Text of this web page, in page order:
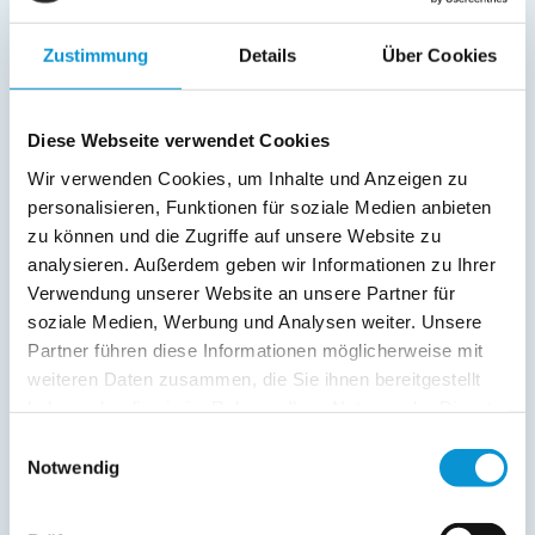
Zustimmung Details Über Cookies
Diese Webseite verwendet Cookies
Wir verwenden Cookies, um Inhalte und Anzeigen zu
personalisieren, Funktionen für soziale Medien anbieten
zu können und die Zugriffe auf unsere Website zu
analysieren. Außerdem geben wir Informationen zu Ihrer
Verwendung unserer Website an unsere Partner für
soziale Medien, Werbung und Analysen weiter. Unsere
Partner führen diese Informationen möglicherweise mit
weiteren Daten zusammen, die Sie ihnen bereitgestellt
Notwendig
SAT/Kabel-TV
Garage
Balkon
Service:
Verpflegung:
Beschreibung